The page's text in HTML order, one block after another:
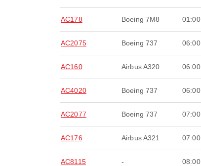
AC178 Boeing 7M8 01:00
AC2075 Boeing 737 06:00
AC160 Airbus A320 06:00
AC4020 Boeing 737 06:00
AC2077 Boeing 737 07:00
AC176 Airbus A321 07:00
AC8115 - 08:00